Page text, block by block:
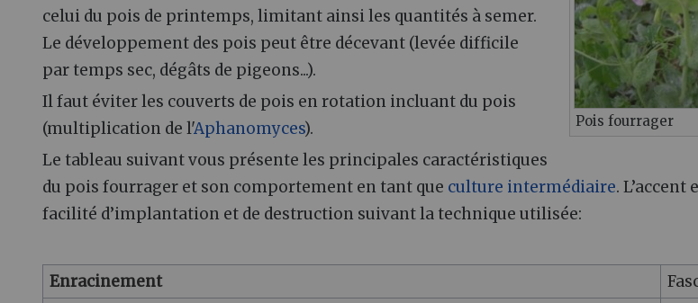
Pois fourrager
celui du pois de printemps, limitant ainsi les quantités à semer.
Le développement des pois peut être décevant (levée difficile
par temps sec, dégâts de pigeons...).
Il faut éviter les couverts de pois en rotation incluant du pois
(multiplication de l'Aphanomyces).
Le tableau suivant vous présente les principales caractéristiques
du pois fourrager et son comportement en tant que culture intermédiaire. L’accent
facilité d’implantation et de destruction suivant la technique utilisée:
Enracinement